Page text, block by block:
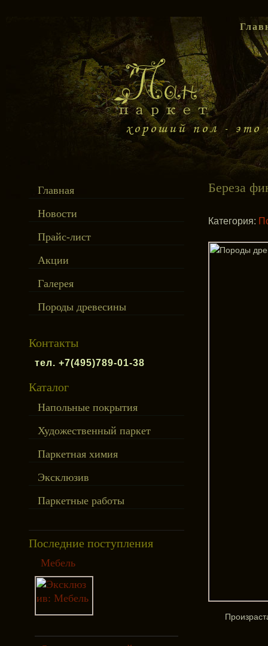
Главная
Новости
Прайс-лист
Акции
Галерея
Породы древесины
Контакты
тел. +7(495)789-01-38
Каталог
Напольные покрытия
Художественный паркет
Паркетная химия
Эксклюзив
Паркетные работы
Последние поступления
Мебель
Береза
Категория: